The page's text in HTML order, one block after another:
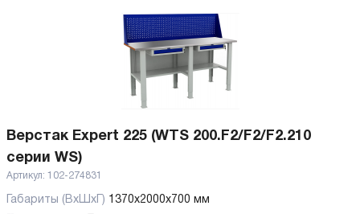
Верстак Expert 225 (WTS 200.F2/F2/F2.210
серии WS)
Артикул: 102-274831
Габариты (ВхШхГ) 1370x2000x700 мм